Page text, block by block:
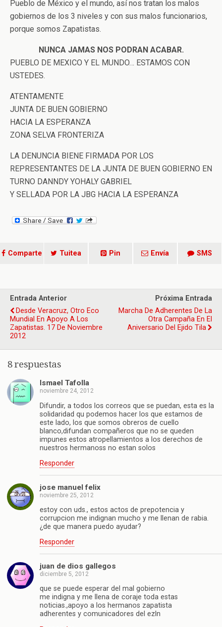
Pueblo de México y el mundo, así nos tratan los malos
gobiernos de los 3 niveles y con sus malos funcionarios,
porque somos Zapatistas.
NUNCA JAMAS NOS PODRAN ACABAR.
PUEBLO DE MEXICO Y EL MUNDO… ESTAMOS CON
USTEDES.
ATENTAMENTE
JUNTA DE BUEN GOBIERNO
HACIA LA ESPERANZA
ZONA SELVA FRONTERIZA
LA DENUNCIA BIENE FIRMADA POR LOS
REPRESENTANTES DE LA JUNTA DE BUEN GOBIERNO EN
TURNO DANNDY YOHALY GABRIEL
Y SELLADA POR LA JBG HACIA LA ESPERANZA
Comparte Tuitea Pin Envía SMS
Entrada Anterior
Desde Veracruz, Otro Eco
Mundial En Apoyo A Los
Zapatistas. 17 De Noviembre
2012
Próxima Entrada
Marcha De Adherentes De La
Otra Campaña En El
Aniversario Del Ejido Tila
8 respuestas
Ismael Tafolla
noviembre 24, 2012
Difundir, a todos los correos que se puedan, esta es la
solidaridad qu podemos hacer los que estamos de
este lado, los que somos obreros de cuello
blanco,difundan compañeros que no se queden
impunes estos atropellamientos a los derechos de
nuestros hermanoss no estan solos
Responder
jose manuel felix
noviembre 25, 2012
estoy con uds., estos actos de prepotencia y
corrupcion me indignan mucho y me llenan de rabia.
¿de que manera puedo ayudar?
Responder
juan de dios gallegos
diciembre 5, 2012
que se puede esperar del mal gobierno
me indigna y me llena de coraje toda estas
noticias.,apoyo a los hermanos zapatista
adherentes y comunicadores del ezln